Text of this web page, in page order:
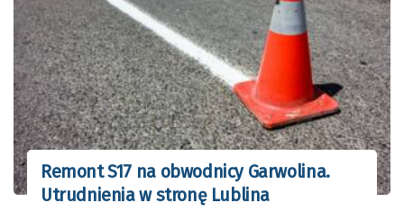
Remont S17 na obwodnicy Garwolina.
Utrudnienia w stronę Lublina